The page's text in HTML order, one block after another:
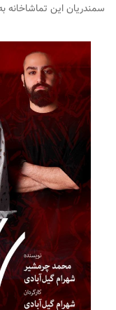
سمندریان این تماشاخانه